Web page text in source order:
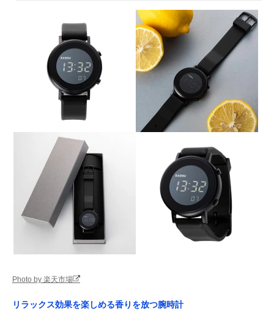
Photo by 楽天市場
リラックス効果を楽しめる香りを放つ腕時計